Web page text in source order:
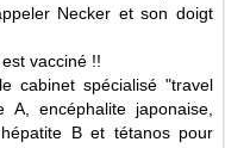
Necker et son doigt
vacciné !!
cabinet spécialisé "travel
encéphalite japonaise,
B et tétanos pour